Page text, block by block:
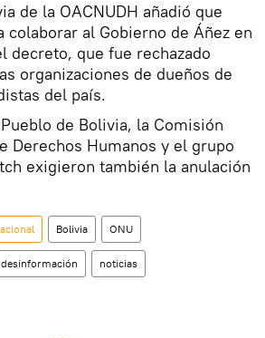
de la OACNUDH añadió que
colaborar al Gobierno de Áñez en
decreto, que fue rechazado
organizaciones de dueños de
del país.
de Bolivia, la Comisión
Derechos Humanos y el grupo
exigieron también la anulación
Bolivia ONU
desinformación noticias